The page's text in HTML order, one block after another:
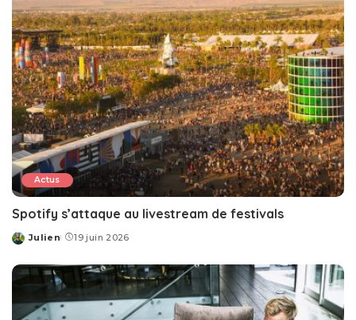
Actus
Spotify s’attaque au livestream de festivals
Posted
Julien 19 juin 2026